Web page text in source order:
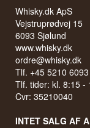
Whisky.dk ApS
Vejstruprødvej 15
6093 Sjølund
www.whisky.dk
ordre@whisky.dk
Tlf. +45 5210 6093
Tlf. tider: kl. 8:15 -
Cvr: 35210040
INTET SALG AF